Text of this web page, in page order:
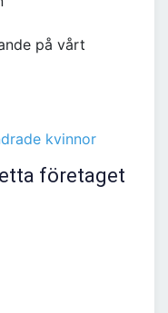
på vårt
kvinnor
företaget